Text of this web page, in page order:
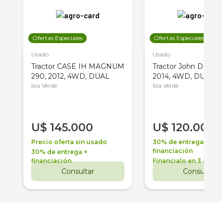
Ofertas Especiales
Usado
Tractor CASE IH MAGNUM
290, 2012, 4WD, DUAL
Isla Verde
U$ 145.000
Precio oferta sin usado
30% de entrega +
financiación
Consultar
Ofertas Especiales
Usado
Tractor John Deere
2014, 4WD, DUAL
Isla Verde
U$ 120.000
30% de entrega +
financiación
Financialo en 3 años
Consultar